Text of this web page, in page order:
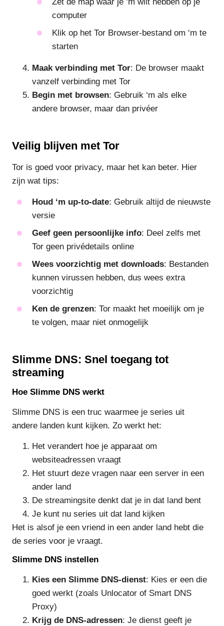
computer
Klik op het Tor Browser-bestand om ‘m te
starten
Maak verbinding met Tor: De browser maakt
vanzelf verbinding met Tor
Begin met browsen: Gebruik ‘m als elke
andere browser, maar dan privéer
Veilig blijven met Tor
Tor is goed voor privacy, maar het kan beter. Hier
zijn wat tips:
Houd ‘m up-to-date: Gebruik altijd de nieuwste
versie
Geef geen persoonlijke info: Deel zelfs met
Tor geen privédetails online
Wees voorzichtig met downloads: Bestanden
kunnen virussen hebben, dus wees extra
voorzichtig
Ken de grenzen: Tor maakt het moeilijk om je
te volgen, maar niet onmogelijk
Slimme DNS: Snel toegang tot
streaming
Hoe Slimme DNS werkt
Slimme DNS is een truc waarmee je series uit
andere landen kunt kijken. Zo werkt het:
Het verandert hoe je apparaat om
websiteadressen vraagt
Het stuurt deze vragen naar een server in een
ander land
De streamingsite denkt dat je in dat land bent
Je kunt nu series uit dat land kijken
Het is alsof je een vriend in een ander land hebt die
de series voor je vraagt.
Slimme DNS instellen
Kies een Slimme DNS-dienst: Kies er een die
goed werkt (zoals Unlocator of Smart DNS
Proxy)
Krijg de DNS-adressen: Je dienst geeft je